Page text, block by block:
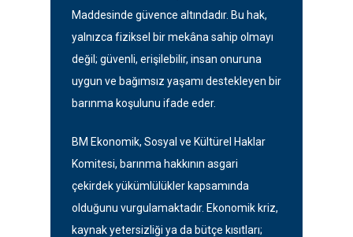
Maddesinde güvence altındadır. Bu hak,
yalnızca fiziksel bir mekâna sahip olmayı
değil; güvenli, erişilebilir, insan onuruna
uygun ve bağımsız yaşamı destekleyen bir
barınma koşulunu ifade eder.
BM Ekonomik, Sosyal ve Kültürel Haklar
Komitesi, barınma hakkının asgari
çekirdek yükümlülükler kapsamında
olduğunu vurgulamaktadır. Ekonomik kriz,
kaynak yetersizliği ya da bütçe kısıtları;